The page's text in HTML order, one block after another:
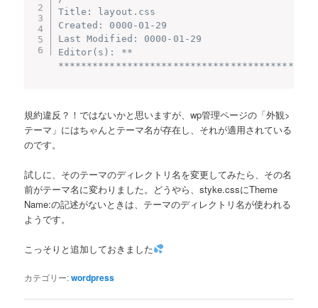
Title: layout.css
Created: 0000-01-29
Last Modified: 0000-01-29
Editor(s): **
規約違反？！ではないかと思いますが、wp管理ページの「外観>
テーマ」にはちゃんとテーマ名が存在し、それが適用されている
のです。
試しに、そのテーマのディレクトリ名を変更してみたら、その名
前がテーマ名に変わりました。どうやら、styke.cssにTheme
Name:の記述がないときは、テーマのディレクトリ名が使われる
ようです。
こっそりと追加しておきました
カテゴリー:wordpress